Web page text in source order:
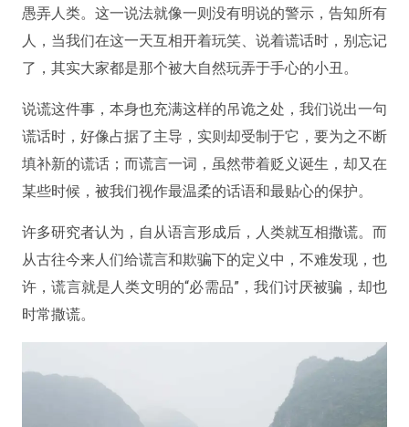
愚弄人类。这一说法就像一则没有明说的警示，告知所有
人，当我们在这一天互相开着玩笑、说着谎话时，别忘记
了，其实大家都是那个被大自然玩弄于手心的小丑。
说谎这件事，本身也充满这样的吊诡之处，我们说出一句
谎话时，好像占据了主导，实则却受制于它，要为之不断
填补新的谎话；而谎言一词，虽然带着贬义诞生，却又在
某些时候，被我们视作最温柔的话语和最贴心的保护。
许多研究者认为，自从语言形成后，人类就互相撒谎。而
从古往今来人们给谎言和欺骗下的定义中，不难发现，也
许，谎言就是人类文明的“必需品”，我们讨厌被骗，却也
时常撒谎。